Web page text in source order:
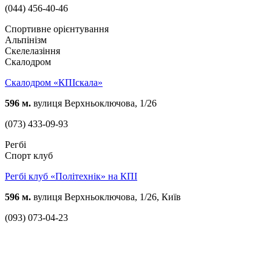
(044) 456-40-46
Спортивне орієнтування
Альпінізм
Скелелазіння
Скалодром
Скалодром «КПІскала»
596 м. вулиця Верхньоключова, 1/26
(073) 433-09-93
Регбі
Спорт клуб
Регбі клуб «Політехнік» на КПІ
596 м. вулиця Верхньоключова, 1/26, Київ
(093) 073-04-23